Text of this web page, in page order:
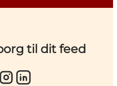
til dit feed